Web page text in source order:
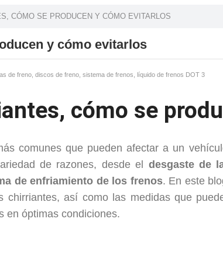
CÓMO SE PRODUCEN Y CÓMO EVITARLOS
y cómo evitarlos
de freno, discos de freno, sistema de frenos, líquido de frenos DOT 3
cómo se
comunes que pueden afectar a un
de razones, desde el desgaste de
de enfriamiento de los frenos. En este
así como las medidas que
en óptimas condiciones.